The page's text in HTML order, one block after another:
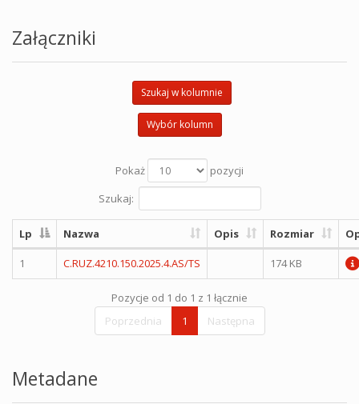
Załączniki
Szukaj w kolumnie
Wybór kolumn
Pokaż
pozycji
Szukaj:
Lp Nazwa Opis Rozmiar
1 C.RUZ.4210.150.2025.4.AS/TS 174 KB
Pozycje od 1 do 1 z 1 łącznie
Poprzednia
1 Następna
Metadane